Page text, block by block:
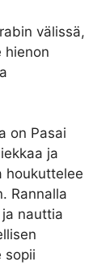
välissä,
hienon
on Pasai
ja
houkuttelee
Rannalla
nauttia
sopii